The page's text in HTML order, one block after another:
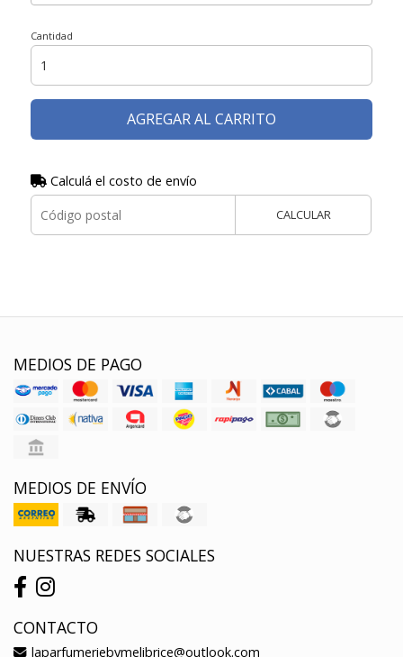
Cantidad
AGREGAR AL CARRITO
Calculá el costo de envío
CALCULAR
MEDIOS DE PAGO
MEDIOS DE ENVÍO
NUESTRAS REDES SOCIALES
CONTACTO
laparfumeriebymelibrice@outlook.com